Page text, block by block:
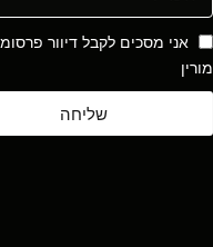
אני מסכים לקבל דיוור
מורין
שליחה